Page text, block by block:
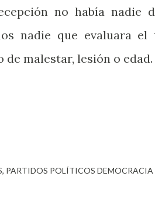
no había nadie
nadie que evaluara
malestar, lesión o edad.
PARTIDOS POLÍTICOS DEMOCRACIA